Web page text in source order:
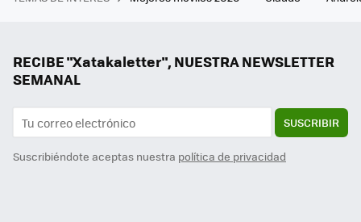
RECIBE "Xatakaletter", NUESTRA NEWSLETTER
SEMANAL
SUSCRIBIR
Suscribiéndote aceptas nuestra política de privacidad